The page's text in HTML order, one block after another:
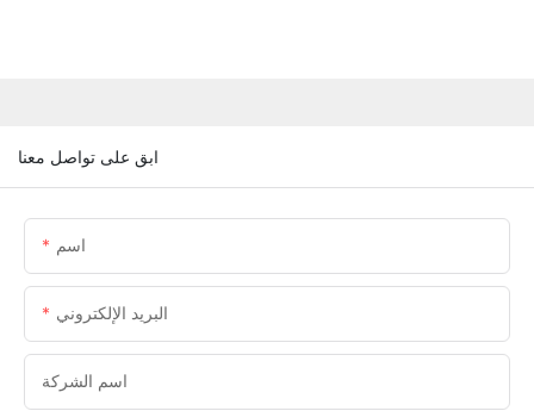
ابق على تواصل معنا
اسم
البريد الإلكتروني
اسم الشركة